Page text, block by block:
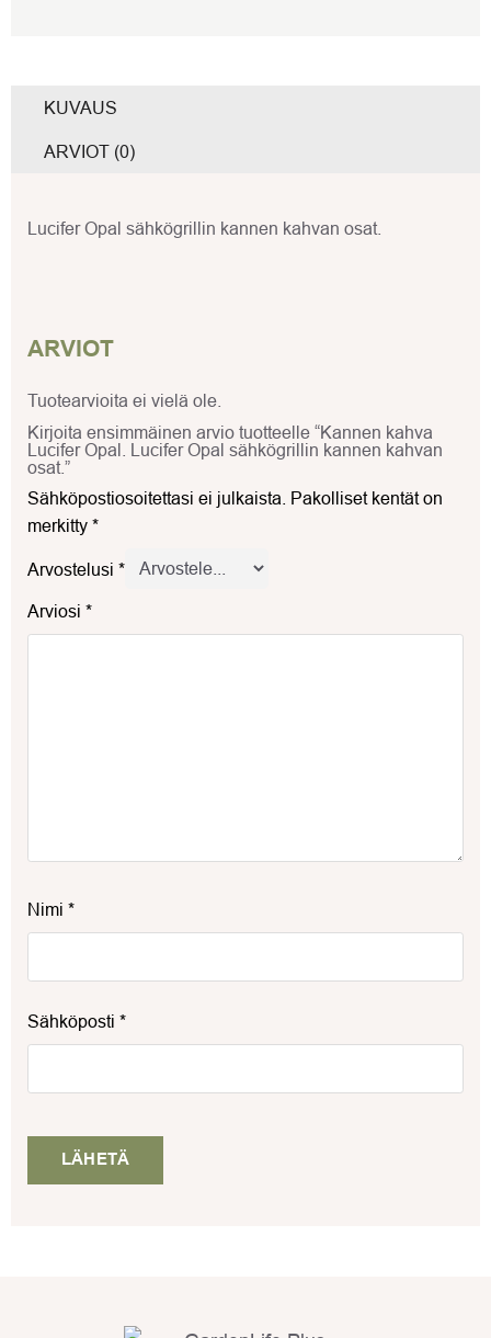
KUVAUS
ARVIOT (0)
Lucifer Opal sähkögrillin kannen kahvan osat.
ARVIOT
Tuotearvioita ei vielä ole.
Kirjoita ensimmäinen arvio tuotteelle “Kannen kahva
Lucifer Opal. Lucifer Opal sähkögrillin kannen kahvan
osat.”
Sähköpostiosoitettasi ei julkaista. Pakolliset kentät on
merkitty *
Arvostelusi *
Arviosi *
Nimi *
Sähköposti *